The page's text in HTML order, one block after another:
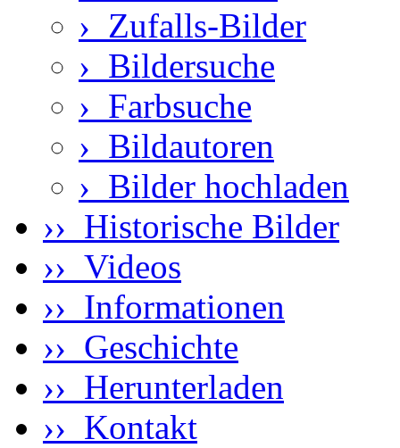
› Zufalls-Bilder
› Bildersuche
› Farbsuche
› Bildautoren
› Bilder hochladen
›› Historische Bilder
›› Videos
›› Informationen
›› Geschichte
›› Herunterladen
›› Kontakt